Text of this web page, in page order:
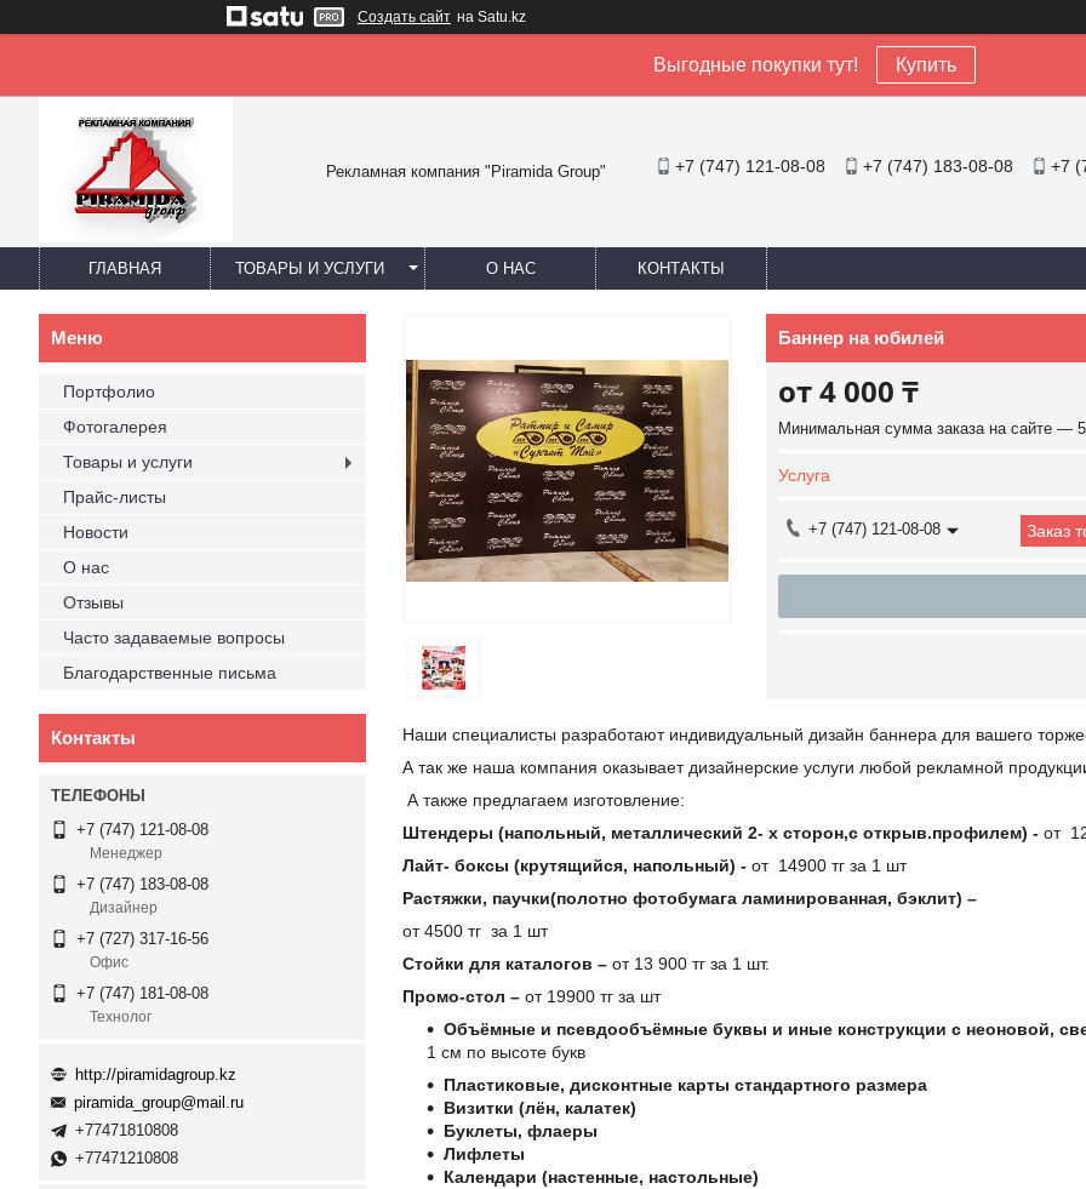
Создать сайт на Satu.kz
Выгодные покупки тут! Купить
Рекламная компания "Piramida Group" +7 (747) 121-08-08 +7 (747) 183-08-08 +7
ГЛАВНАЯ ТОВАРЫ И УСЛУГИ О НАС КОНТАКТЫ
Баннер на юбилей
от4 000 ₸
Минимальная сумма заказа на сайте —
Услуга
+7 (747) 121-08-08 Заказ
Наши специалисты разработают индивидуальный дизайн баннера для вашего
А так же наша компания оказывает дизайнерские услуги любой рекламной
А также предлагаем изготовление:
Штендеры (напольный, металлический 2- х сторон,с открыв.профилем) - от
Лайт- боксы (крутящийся, напольный) - от 14900 тг за 1 шт
Растяжки, паучки(полотно фотобумага ламинированная, бэклит) –
от 4500 тг за 1 шт
Стойки для каталогов – от 13 900 тг за 1 шт.
Промо-стол – от 19900 тг за шт
Объёмные и псевдообъёмные буквы и иные конструкции с неоновой,
1 см по высоте букв
Пластиковые, дисконтные карты стандартного размера
Визитки (лён, калатек)
Буклеты, флаеры
Лифлеты
Календари (настенные, настольные)
Портфолио
Фотогалерея
Товары и услуги
Прайс-листы
Новости
О нас
Отзывы
Часто задаваемые вопросы
Благодарственные письма
Контакты
+7 (747) 121-08-08
Менеджер
+7 (747) 183-08-08
Дизайнер
+7 (727) 317-16-56
Офис
+7 (747) 181-08-08
Технолог
http://piramidagroup.kz
piramida_group@mail.ru
+77471810808
+77471210808